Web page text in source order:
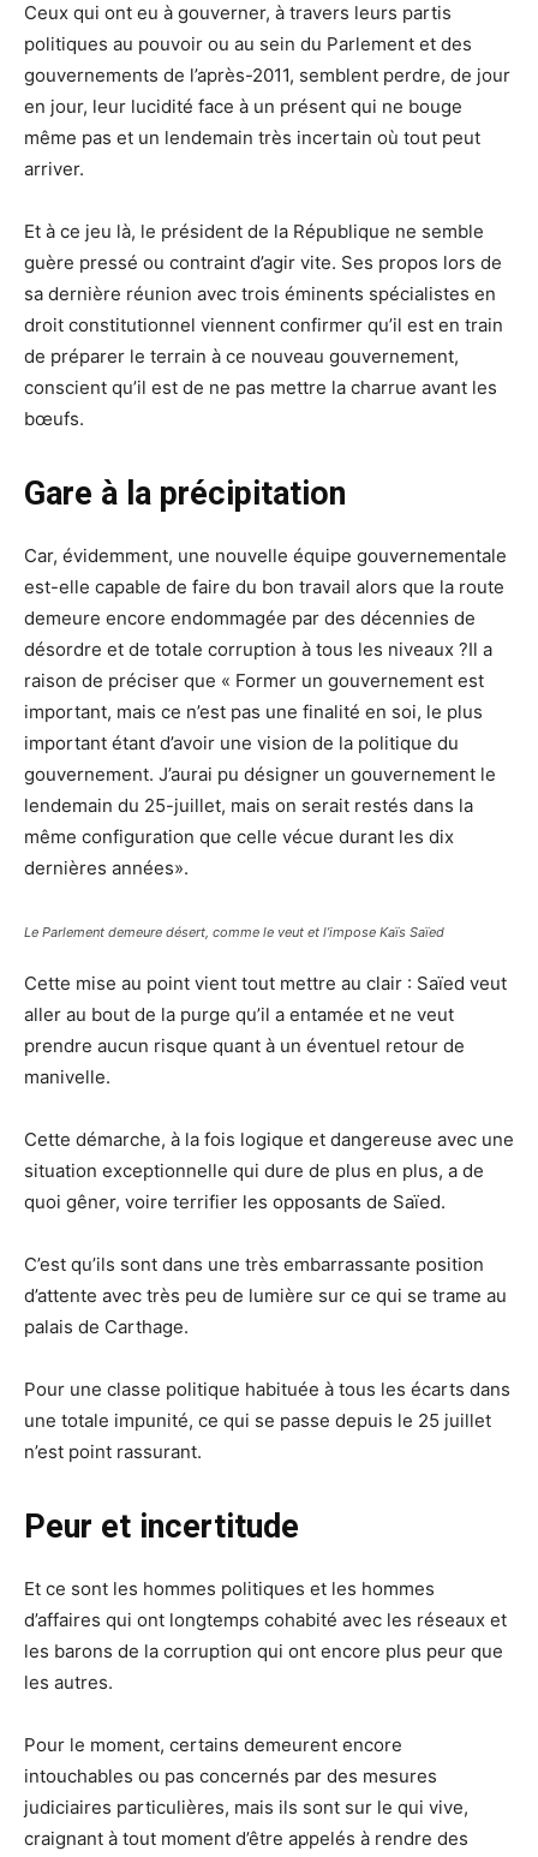
Ceux qui ont eu à gouverner, à travers leurs partis
politiques au pouvoir ou au sein du Parlement et des
gouvernements de l’après-2011, semblent perdre, de jour
en jour, leur lucidité face à un présent qui ne bouge
même pas et un lendemain très incertain où tout peut
arriver.
Et à ce jeu là, le président de la République ne semble
guère pressé ou contraint d’agir vite. Ses propos lors de
sa dernière réunion avec trois éminents spécialistes en
droit constitutionnel viennent confirmer qu’il est en train
de préparer le terrain à ce nouveau gouvernement,
conscient qu’il est de ne pas mettre la charrue avant les
bœufs.
Gare à la précipitation
Car, évidemment, une nouvelle équipe gouvernementale
est-elle capable de faire du bon travail alors que la route
demeure encore endommagée par des décennies de
désordre et de totale corruption à tous les niveaux ?Il a
raison de préciser que « Former un gouvernement est
important, mais ce n’est pas une finalité en soi, le plus
important étant d’avoir une vision de la politique du
gouvernement. J’aurai pu désigner un gouvernement le
lendemain du 25-juillet, mais on serait restés dans la
même configuration que celle vécue durant les dix
dernières années».
Le Parlement demeure désert, comme le veut et l’impose Kaïs Saïed
Cette mise au point vient tout mettre au clair : Saïed veut
aller au bout de la purge qu’il a entamée et ne veut
prendre aucun risque quant à un éventuel retour de
manivelle.
Cette démarche, à la fois logique et dangereuse avec une
situation exceptionnelle qui dure de plus en plus, a de
quoi gêner, voire terrifier les opposants de Saïed.
C’est qu’ils sont dans une très embarrassante position
d’attente avec très peu de lumière sur ce qui se trame au
palais de Carthage.
Pour une classe politique habituée à tous les écarts dans
une totale impunité, ce qui se passe depuis le 25 juillet
n’est point rassurant.
Peur et incertitude
Et ce sont les hommes politiques et les hommes
d’affaires qui ont longtemps cohabité avec les réseaux et
les barons de la corruption qui ont encore plus peur que
les autres.
Pour le moment, certains demeurent encore
intouchables ou pas concernés par des mesures
judiciaires particulières, mais ils sont sur le qui vive,
craignant à tout moment d’être appelés à rendre des